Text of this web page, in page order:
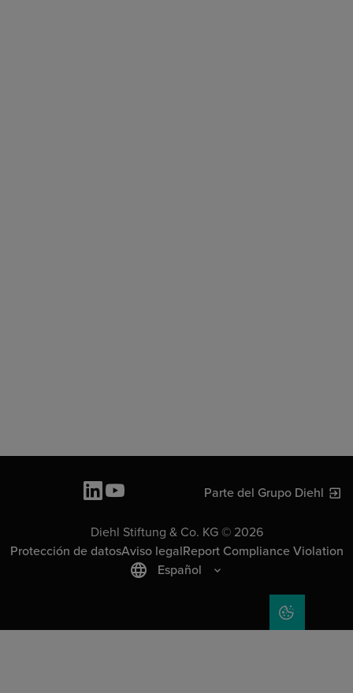
Parte del Grupo Diehl
Diehl Stiftung & Co. KG © 2026
Protección de datosAviso legalReport Compliance Violation
Español
COOKIE